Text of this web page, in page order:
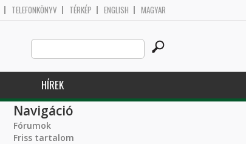
TELEFONKÖNYV TÉRKÉP ENGLISH MAGYAR
Search
this
site
HÍREK
Navigáció
Fórumok
Friss tartalom